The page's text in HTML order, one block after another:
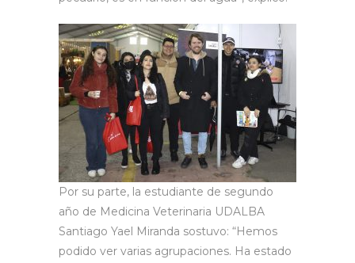
Por su parte, la estudiante de segundo
año de Medicina Veterinaria UDALBA
Santiago Yael Miranda sostuvo: “Hemos
podido ver varias agrupaciones. Ha estado